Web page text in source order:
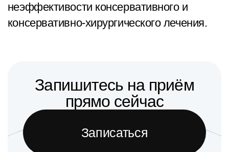
неэффективости консервативного и
консервативно-хирургического лечения.
Запишитесь на приём
прямо сейчас
Записаться